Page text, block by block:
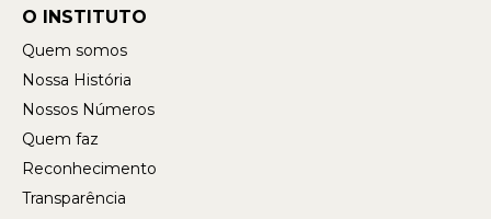
O INSTITUTO
Quem somos
Nossa História
Nossos Números
Quem faz
Reconhecimento
Transparência